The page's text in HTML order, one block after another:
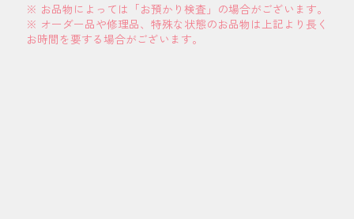
※ お品物によっては「お預かり検査」の場合がございます。
※ オーダー品や修理品、特殊な状態のお品物は上記より長く
お時間を要する場合がございます。